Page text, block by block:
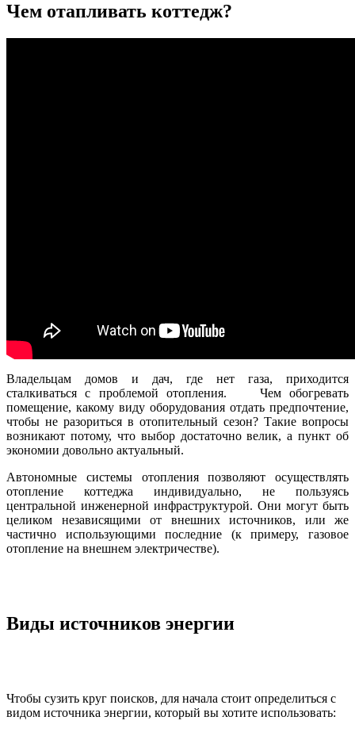
Чем отапливать коттедж?
Владельцам домов и дач, где нет газа, приходится
сталкиваться с проблемой отопления. Чем обогревать
помещение, какому виду оборудования отдать предпочтение,
чтобы не разориться в отопительный сезон? Такие вопросы
возникают потому, что выбор достаточно велик, а пункт об
экономии довольно актуальный.
Автономные системы отопления позволяют осуществлять
отопление коттеджа индивидуально, не пользуясь
центральной инженерной инфраструктурой. Они могут быть
целиком независящими от внешних источников, или же
частично использующими последние (к примеру, газовое
отопление на внешнем электричестве).
Виды источников энергии
Чтобы сузить круг поисков, для начала стоит определиться с
видом источника энергии, который вы хотите использовать: